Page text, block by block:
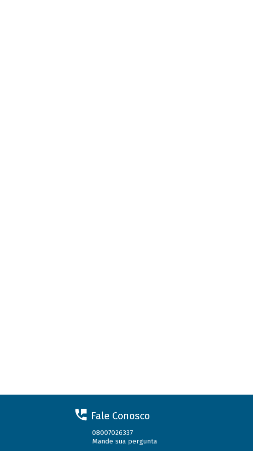
Fale Conosco
08007026337
Mande sua pergunta